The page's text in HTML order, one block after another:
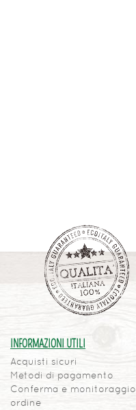
INFORMAZIONI UTILI
Acquisti sicuri
Metodi di pagamento
Conferma e monitoraggio
ordine